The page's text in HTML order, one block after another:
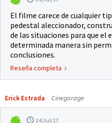
El filme carece de cualquier
pedestal aleccionador,
de las situaciones para que el
determinada manera sin
conclusiones.
Reseña completa
Erick Estrada Cinegarage
24/Jul/17